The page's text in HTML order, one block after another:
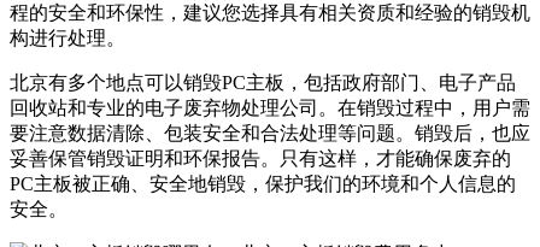
程的安全和环保性，建议您选择具有相关资质和经验的销毁机
构进行处理。
北京有多个地点可以销毁PC主板，包括政府部门、电子产品
回收站和专业的电子废弃物处理公司。在销毁过程中，用户需
要注意数据清除、包装安全和合法处理等问题。销毁后，也应
妥善保管销毁证明和环保报告。只有这样，才能确保废弃的
PC主板被正确、安全地销毁，保护我们的环境和个人信息的
安全。